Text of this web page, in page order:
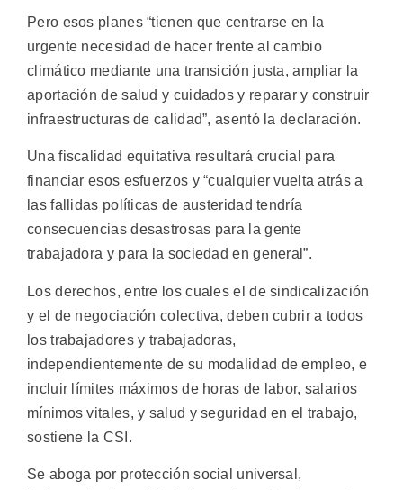
Pero esos planes “tienen que centrarse en la
urgente necesidad de hacer frente al cambio
climático mediante una transición justa, ampliar la
aportación de salud y cuidados y reparar y construir
infraestructuras de calidad”, asentó la declaración.
Una fiscalidad equitativa resultará crucial para
financiar esos esfuerzos y “cualquier vuelta atrás a
las fallidas políticas de austeridad tendría
consecuencias desastrosas para la gente
trabajadora y para la sociedad en general”.
Los derechos, entre los cuales el de sindicalización
y el de negociación colectiva, deben cubrir a todos
los trabajadores y trabajadoras,
independientemente de su modalidad de empleo, e
incluir límites máximos de horas de labor, salarios
mínimos vitales, y salud y seguridad en el trabajo,
sostiene la CSI.
Se aboga por protección social universal,